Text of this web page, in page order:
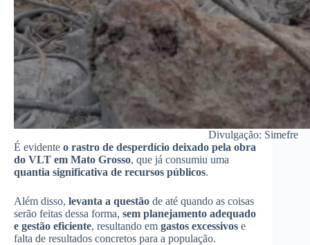
Divulgação: Simefre
É evidente o rastro de desperdício deixado pela obra
do VLT em Mato Grosso, que já consumiu uma
quantia significativa de recursos públicos.
Além disso, levanta a questão de até quando as coisas
serão feitas dessa forma, sem planejamento adequado
e gestão eficiente, resultando em gastos excessivos e
falta de resultados concretos para a população.